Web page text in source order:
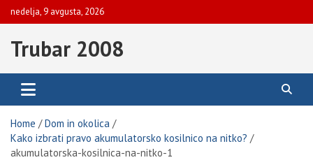
Skip
to
nedelja, 9 avgusta, 2026
Trubar 2008
Home
Dom in okolica
Kako izbrati pravo akumulatorsko kosilnico na nitko?
akumulatorska-kosilnica-na-nitko-1